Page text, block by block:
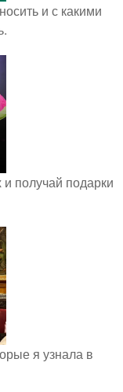
и с какими
получай подарки
я узнала в